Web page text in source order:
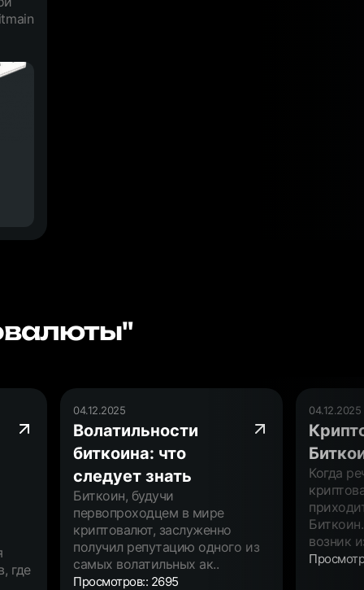
где
04.12.2025
Волатильности
биткоина: что
следует знать
Биткоин, будучи
первопроходцем в мире
криптовалют, заслуженно
получил репутацию одного из
самых волатильных ак..
Просмотров:: 2695
04.12.2025
Когда
возник